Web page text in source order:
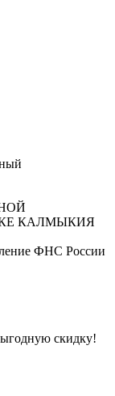
КАЛМЫКИЯ
ФНС России
скидку!